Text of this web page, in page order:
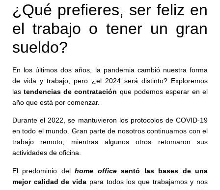
¿Qué prefieres, ser feliz en
el trabajo o tener un gran
sueldo?
En los últimos dos años, la pandemia cambió nuestra forma
de vida y trabajo, pero ¿el 2024 será distinto? Exploremos
lastendencias de contratación que podemos esperar en el
año que está por comenzar.
Durante el 2022, se mantuvieron los protocolos de COVID-19
en todo el mundo. Gran parte de nosotros continuamos con el
trabajo remoto, mientras algunos otros retomaron sus
actividades de oficina.
El predominio delhome officesentó las bases de una
mejor calidad de vida para todos los que trabajamos y nos